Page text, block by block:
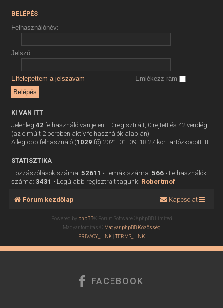
BELÉPÉS
Felhasználónév:
Jelszó:
Elfelejtettem a jelszavam Emlékezz rám
KI VAN ITT
Jelenleg 42 felhasználó van jelen :: 0 regisztrált, 0 rejtett és 42 vendég
(az elmúlt 2 percben aktív felhasználók alapján)
A legtöbb felhasználó (1029 fő) 2021. 01. 09. 18:27-kor tartózkodott itt.
STATISZTIKA
Hozzászólások száma: 52611 • Témák száma: 566• Felhasználók
száma: 3431 • Legújabb regisztrált tagunk: Robertmof
Fórum kezdőlap Kapcsolat
Powered by phpBB® Forum Software © phpBB Limited
Magyar fordítás © Magyar phpBB Közösség
PRIVACY_LINK |TERMS_LINK
FACEBOOK